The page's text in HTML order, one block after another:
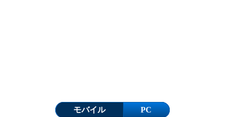
モバイル PC